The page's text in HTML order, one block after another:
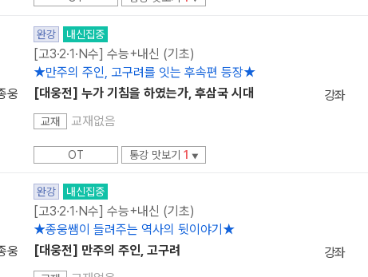
웅
완강 내신집중
[고3·2·1·N수] 수능+내신 (기초)
★만주의 주인, 고구려를 잇는 후속편 등장★
[대웅전] 누가 기침을 하였는가, 후삼국 시대
교재 교재없음
OT 통강 맛보기 1 ▼
강좌
웅
완강 내신집중
[고3·2·1·N수] 수능+내신 (기초)
★종웅쌤이 들려주는 역사의 뒷이야기★
[대웅전] 만주의 주인, 고구려
강좌